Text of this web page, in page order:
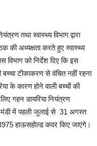
तथा स्वास्थ्य विभाग द्वारा
की अध्यक्षता करते हुए स्वास्थ्य
विभाग को निर्देश दिए कि इस
टीकाकरण से वंचित नहीं रहना
के कारण होने वाली बच्चों की
गहन डायरिया नियंत्रण
मंडी में पहली जुलाई से 31 अगस्त
हाऊसहोल्ड कवर किए जाएंगे।